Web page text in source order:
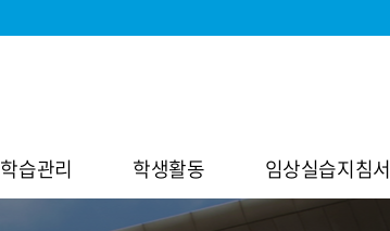
학습관리 학생활동 임상실습지침서